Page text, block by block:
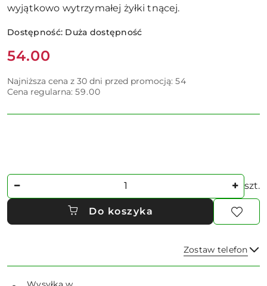
wyjątkowo wytrzymałej żyłki tnącej.
Dostępność: Duża dostępność
Cena:
54.00
Najniższa cena z 30 dni przed promocją: 54
Cena regularna: 59.00
Ilość szt.
Do koszyka
Zostaw telefon